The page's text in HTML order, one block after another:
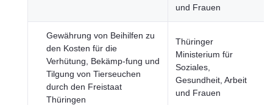
und Frauen
Gewährung von Beihilfen zu
den Kosten für die
Verhütung, Bekämp-fung und
Tilgung von Tierseuchen
durch den Freistaat
Thüringen
Thüringer
Ministerium für
Soziales,
Gesundheit, Arbeit
und Frauen